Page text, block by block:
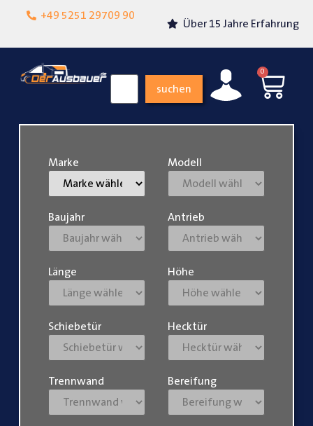
+49 5251 29709 90
Lokalgeschäft in
Über 15 Jahre Erfahrung
suchen
0
Marke Modell
Baujahr Antrieb
Länge Höhe
Schiebetür Hecktür
Trennwand Bereifung